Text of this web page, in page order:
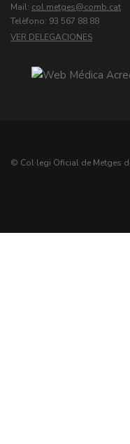
Mail: col.metges
Telèfono: 93 567 88 88
VER DELEGACIONES
© Col·legi Oficial de Metges